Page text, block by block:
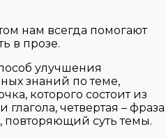
нам всегда помогают
в прозе.
улучшения
знаний по теме,
которого состоит из
четвертая – фраза
суть темы.